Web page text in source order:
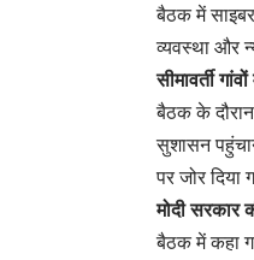
बैठक में
व्यवस्था और
सीमावर्ती
बैठक के
सुशासन
पर जोर
मोदी सरकार
बैठक में कहा